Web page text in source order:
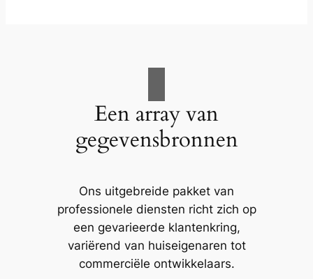
Een array van
gegevensbronnen
Ons uitgebreide pakket van
professionele diensten richt zich op
een gevarieerde klantenkring,
variërend van huiseigenaren tot
commerciële ontwikkelaars.